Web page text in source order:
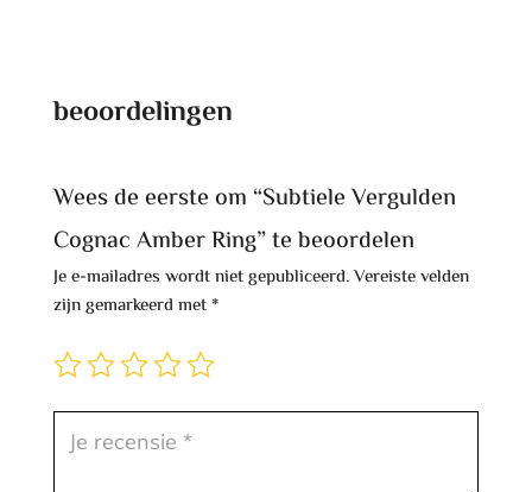
beoordelingen
Wees de eerste om “Subtiele Vergulden
Cognac Amber Ring” te beoordelen
Je e-mailadres wordt niet gepubliceerd.Vereiste velden
zijn gemarkeerd met*